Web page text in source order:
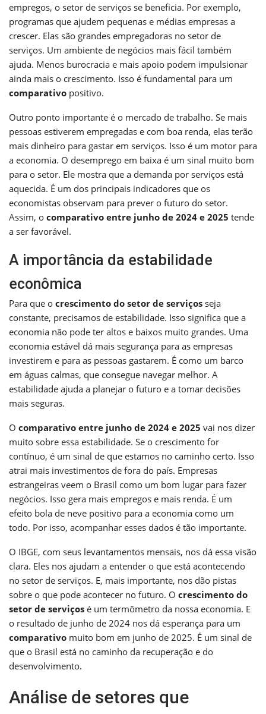
empregos, o setor de serviços se beneficia. Por exemplo,
programas que ajudem pequenas e médias empresas a
crescer. Elas são grandes empregadoras no setor de
serviços. Um ambiente de negócios mais fácil também
ajuda. Menos burocracia e mais apoio podem impulsionar
ainda mais o crescimento. Isso é fundamental para um
comparativo positivo.
Outro ponto importante é o mercado de trabalho. Se mais
pessoas estiverem empregadas e com boa renda, elas terão
mais dinheiro para gastar em serviços. Isso é um motor para
a economia. O desemprego em baixa é um sinal muito bom
para o setor. Ele mostra que a demanda por serviços está
aquecida. É um dos principais indicadores que os
economistas observam para prever o futuro do setor.
Assim, o comparativo entre junho de 2024 e 2025 tende
a ser favorável.
A importância da estabilidade
econômica
Para que o crescimento do setor de serviços seja
constante, precisamos de estabilidade. Isso significa que a
economia não pode ter altos e baixos muito grandes. Uma
economia estável dá mais segurança para as empresas
investirem e para as pessoas gastarem. É como um barco
em águas calmas, que consegue navegar melhor. A
estabilidade ajuda a planejar o futuro e a tomar decisões
mais seguras.
O comparativo entre junho de 2024 e 2025 vai nos dizer
muito sobre essa estabilidade. Se o crescimento for
contínuo, é um sinal de que estamos no caminho certo. Isso
atrai mais investimentos de fora do país. Empresas
estrangeiras veem o Brasil como um bom lugar para fazer
negócios. Isso gera mais empregos e mais renda. É um
efeito bola de neve positivo para a economia como um
todo. Por isso, acompanhar esses dados é tão importante.
O IBGE, com seus levantamentos mensais, nos dá essa visão
clara. Eles nos ajudam a entender o que está acontecendo
no setor de serviços. E, mais importante, nos dão pistas
sobre o que pode acontecer no futuro. O crescimento do
setor de serviços é um termômetro da nossa economia. E
o resultado de junho de 2024 nos dá esperança para um
comparativo muito bom em junho de 2025. É um sinal de
que o Brasil está no caminho da recuperação e do
desenvolvimento.
Análise de setores que